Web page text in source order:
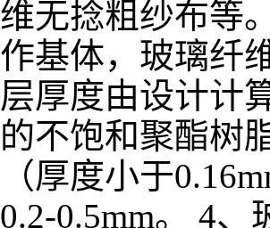
维无捻粗纱布等
作基体，玻璃纤
层厚度由设计计
的不饱和聚酯树
（厚度小于
0.2-0.5mm。 4